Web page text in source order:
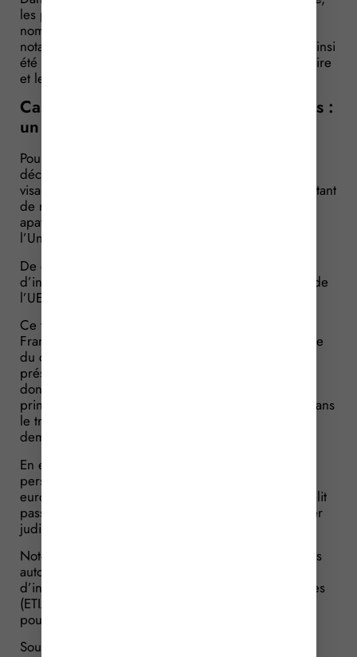
les pouvoirs publics ont mis en place un certain
nombre de règles en matière pénale, issues
notamment de la réglementation européenne. Ont ainsi
été précisées les règles concernant le casier judiciaire
et les empreintes digitales…
Casier judiciaire et empreintes digitales :
un système européen plus efficace
Pour rappel, les pouvoirs publics ont intégré en
décembre 2022 une réglementation européenne
visant à créer un fichier européen centralisé permettant
de rechercher si un étranger non européen ou un
apatride a été condamné dans un pays membre de
l’Union européenne (UE).
De cette manière, les autorités n’ont plus besoin
d’interroger les casiers judiciaires de chaque pays de
l’UE de manière individuelle.
Ce traitement centralisé, « l’ECRIS-TCN », sera, en
France, interrogé, alimenté et actualisé par le service
du casier judiciaire national. Cette réforme est à
présent opérationnelle puisque le Gouvernement a
donné le cadre applicable par les autorités, et
principalement par le service du casier judiciaire, dans
le traitement des données personnelles et dans la
demande d’un casier avec empreintes digitales.
En effet, les empreintes digitales de toutes les
personnes françaises, européennes ou non
européennes, condamnées pour un crime ou un délit
passible de prison seront enregistrées dans le casier
judiciaire national.
Notez que, sous autorisation préalable d’un juge, les
autorités responsables du système européen
d’information et d’autorisation concernant les voyages
(ETIAS) et du système d’information sur les visas
pourront accéder à ces données.
Sources :